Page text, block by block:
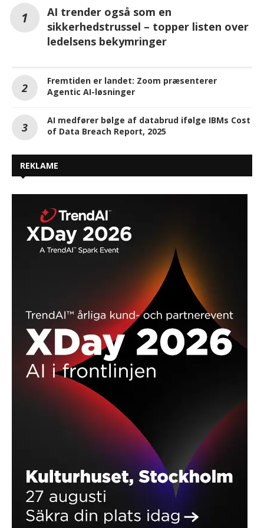
AI trender også som en
sikkerhedstrussel – topper listen over
ledelsens bekymringer
Fremtiden er landet: Zoom præsenterer
Agentic AI-løsninger
AI medfører bølge af databrud ifølge IBMs Cost
of Data Breach Report, 2025
REKLAME